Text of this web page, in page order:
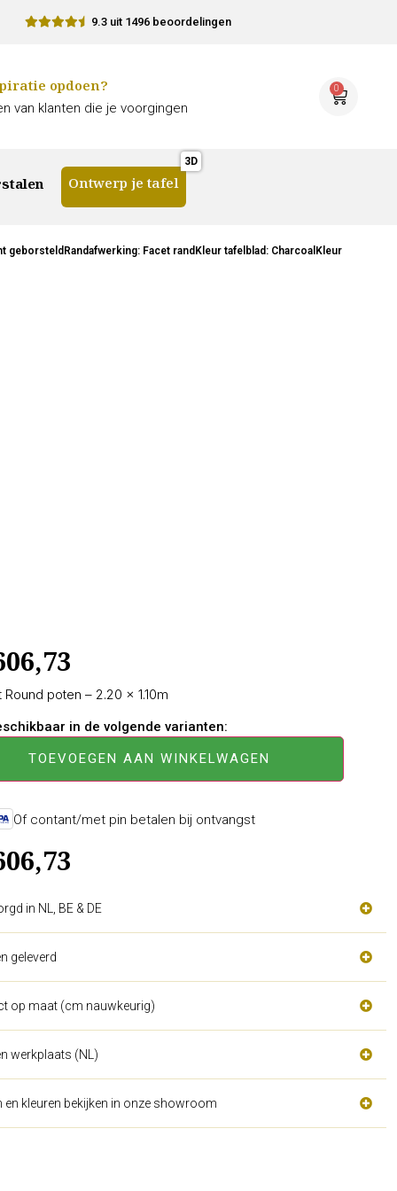
9.3 uit 1496 beoordelingen
opdoen?
van klanten die je voorgingen
0
Ontwerp je tafel
Facet randKleur tafelblad: CharcoalKleur
poten – 2.20 × 1.10m
in de volgende varianten:
TOEVOEGEN AAN WINKELWAGEN
Of contant/met pin betalen bij ontvangst
in NL, BE & DE
geleverd
op maat (cm nauwkeurig)
werkplaats (NL)
en kleuren bekijken in onze showroom